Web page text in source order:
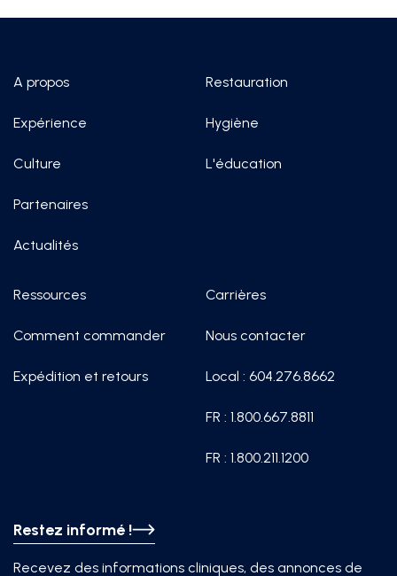
Restez informé !
Recevez des informations cliniques, des annonces de
A propos
Expérience
Culture
Partenaires
Actualités
Restauration
Hygiène
L'éducation
Ressources
Comment commander
Expédition et retours
Carrières
Nous contacter
Local : 604.276.8662
FR : 1.800.667.8811
FR : 1.800.211.1200